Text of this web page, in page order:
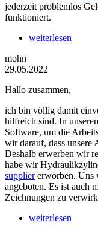
jederzeit problemlos
funktioniert.
weiterlesen
mohn
29.05.2022
Hallo zusammen,
ich bin völlig damit
hilfreich sind. In
Software, um die
wir darauf, dass unsere
Deshalb erwerben wir
habe wir
suppliererworben. Uns
angeboten. Es ist auch
Zeichnungen zu
weiterlesen